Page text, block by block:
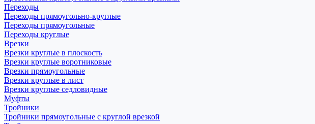
Переходы
Переходы прямоугольно-круглые
Переходы прямоугольные
Переходы круглые
Врезки
Врезки круглые в плоскость
Врезки круглые воротниковые
Врезки прямоугольные
Врезки круглые в лист
Врезки круглые седловидные
Муфты
Тройники
Тройники прямоугольные с круглой врезкой